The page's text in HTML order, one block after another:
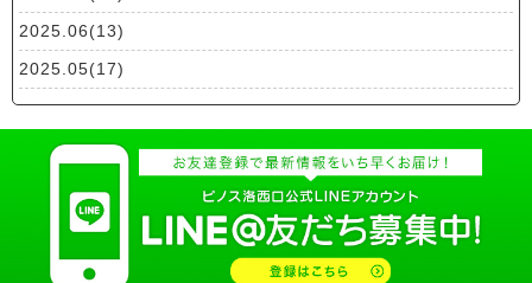
2025.06(13)
2025.05(17)
2025.04(19)
2025.03(10)
2025.01(14)
2024.12(14)